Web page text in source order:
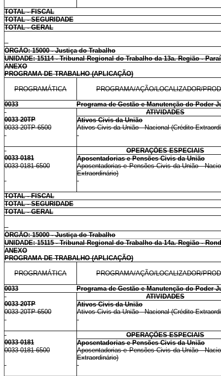
TOTAL - FISCAL
TOTAL - SEGURIDADE
TOTAL - GERAL
ÓRGÃO: 15000 - Justiça do Trabalho
UNIDADE: 15114 - Tribunal Regional do Trabalho da 13a. Região -
ANEXO
PROGRAMA DE TRABALHO (APLICAÇÃO)
PROGRAMÁTICA PROGRAMA/AÇÃO/LOCALIZADOR/
0033
Programa de Gestão e Manutenção do Poder
ATIVIDADES
0033 20TP
Ativos Civis da União
0033 20TP 6500
Ativos Civis da União - Nacional (Crédito
OPERAÇÕES ESPECIAIS
0033 0181
Aposentadorias e Pensões Civis da União
0033 0181 6500
Aposentadorias e Pensões Civis da União -
Extraordinário)
TOTAL - FISCAL
TOTAL - SEGURIDADE
TOTAL - GERAL
ÓRGÃO: 15000 - Justiça do Trabalho
UNIDADE: 15115 - Tribunal Regional do Trabalho da 14a. Região -
ANEXO
PROGRAMA DE TRABALHO (APLICAÇÃO)
PROGRAMÁTICA PROGRAMA/AÇÃO/LOCALIZADOR/
0033
Programa de Gestão e Manutenção do Poder
ATIVIDADES
0033 20TP
Ativos Civis da União
0033 20TP 6500
Ativos Civis da União - Nacional (Crédito
OPERAÇÕES ESPECIAIS
0033 0181
Aposentadorias e Pensões Civis da União
0033 0181 6500
Aposentadorias e Pensões Civis da União -
Extraordinário)